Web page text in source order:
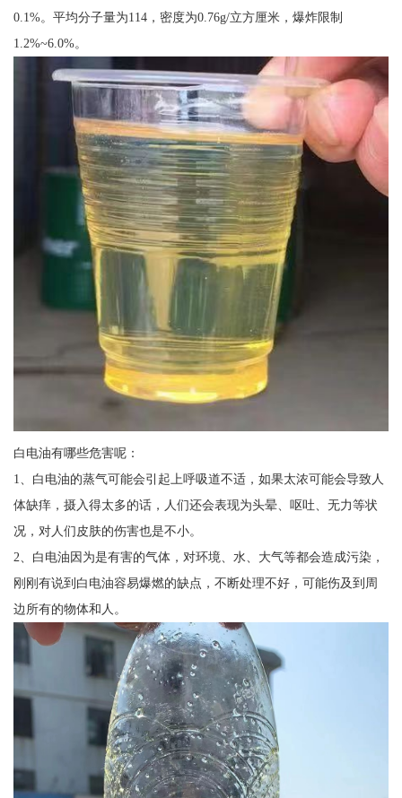
0.1%。平均分子量为114，密度为0.76g/立方厘米，爆炸限制
1.2%~6.0%。
白电油有哪些危害呢：
1、白电油的蒸气可能会引起上呼吸道不适，如果太浓可能会导致人
体缺痒，摄入得太多的话，人们还会表现为头晕、呕吐、无力等状
况，对人们皮肤的伤害也是不小。
2、白电油因为是有害的气体，对环境、水、大气等都会造成污染，
刚刚有说到白电油容易爆燃的缺点，不断处理不好，可能伤及到周
边所有的物体和人。